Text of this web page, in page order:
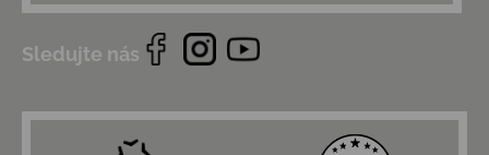
Sledujte nás